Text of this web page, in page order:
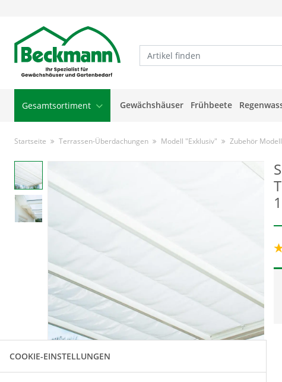
Gesamtsortiment Gewächshäuser Frühbeete
Startseite Terrassen-Überdachungen Modell "Exklusiv" Zubehör
2
COOKIE-EINSTELLUNGEN